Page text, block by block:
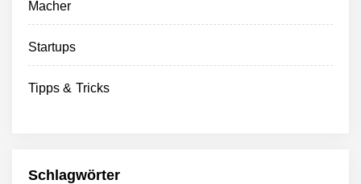
Macher
Startups
Tipps & Tricks
Schlagwörter